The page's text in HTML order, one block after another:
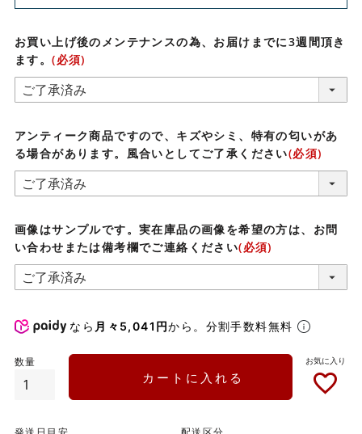
お買い上げ後のメンテナンスの為、お届けまでに3週間頂き
ます。(必須)
アンティーク商品ですので、キズやシミ、特有の匂いがあ
る場合があります。風合いとしてご了承ください(必須)
画像はサンプルです。実在庫品の画像を希望の方は、お問
い合わせまたは備考欄でご連絡ください(必須)
なら 月々5,041円から。分割手数料無料
カートに入れる